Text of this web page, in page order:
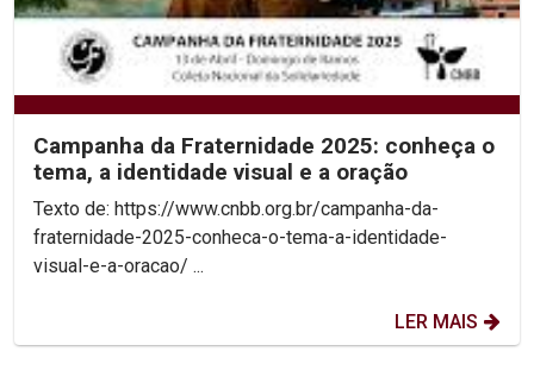
Campanha da Fraternidade 2025: conheça o
tema, a identidade visual e a oração
Texto de: https://www.cnbb.org.br/campanha-da-
fraternidade-2025-conheca-o-tema-a-identidade-
visual-e-a-oracao/ ...
LER MAIS